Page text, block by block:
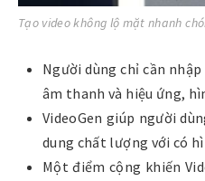
Tạo video không lộ mặt nhanh
Người dùng chỉ cần
âm thanh và hiệu ứng,
VideoGen giúp người
dung chất lượng với có
Một điểm cộng khiến